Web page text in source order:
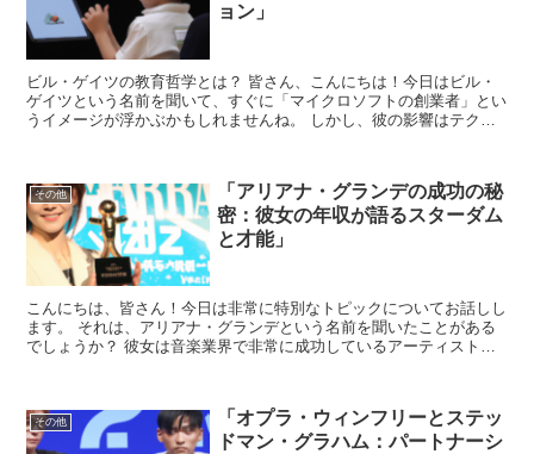
ョン」
ビル・ゲイツの教育哲学とは？ 皆さん、こんにちは！今日はビル・
ゲイツという名前を聞いて、すぐに「マイクロソフトの創業者」とい
うイメージが浮かぶかもしれませんね。 しかし、彼の影響はテクノ
その他
「アリアナ・グランデの成功の秘
密：彼女の年収が語るスターダム
と才能」
こんにちは、皆さん！今日は非常に特別なトピックについてお話しし
ます。 それは、アリアナ・グランデという名前を聞いたことがある
でしょうか？ 彼女は音楽業界で非常に成功しているアーティストの
その他
「オプラ・ウィンフリーとステッ
ドマン・グラハム：パートナーシ